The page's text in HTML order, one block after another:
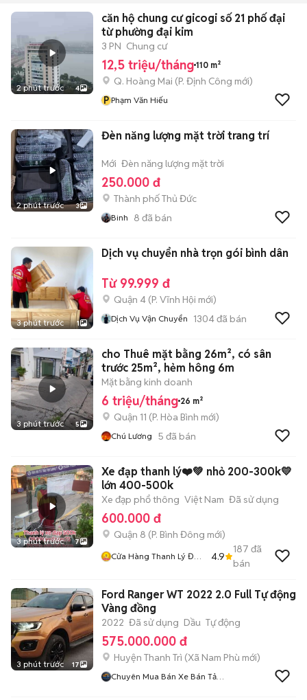
2 phút trước 4
căn hộ chung cư gicogi số 21 phố đại
từ phường đại kim
3 PN Chung cư
12,5 triệu/tháng 110 m²
Q. Hoàng Mai (P. Định Công mới)
P Phạm Văn Hiếu
2 phút trước 3
Đèn năng lượng mặt trời trang trí
Mới Đèn năng lượng mặt trời
250.000 đ
Thành phố Thủ Đức
Binh 8 đã bán
3 phút trước 1
Dịch vụ chuyển nhà trọn gói bình dân
Từ 99.999 đ
Quận 4 (P. Vĩnh Hội mới)
Dịch Vụ Vận Chuyển 1304đã bán
3 phút trước 5
cho Thuê mặt bằng 26m², có sân
trước 25m², hẻm hông 6m
Mặt bằng kinh doanh
6 triệu/tháng 26 m²
Quận 11 (P. Hòa Bình mới)
Chú Lương 5 đã bán
3 phút trước 7
Xe đạp thanh lý❤️💚 nhỏ 200-300k💛
lớn 400-500k
Xe đạp phổ thông Việt Nam Đã sử dụng
600.000 đ
Quận 8 (P. Bình Đông mới)
Cửa Hàng Thanh Lý Đồ
4.9
187 đã
bán
3 phút trước 17
Ford Ranger WT 2022 2.0 Full Tự động
Vàng đồng
2022 Đã sử dụng Dầu Tự động
575.000.000 đ
Huyện Thanh Trì (Xã Nam Phù mới)
Chuyên Mua Bán Xe Bán Tải